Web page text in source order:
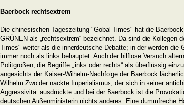
Baerbock rechtsextrem
Die chinesischen Tageszeitung "Gobal Times" hat die
GRÜNEN als „rechtsextrem“ bezeichnet. Da sind die Kollegen
Times" weiter als die innerdeutsche Debatte; in der werden die
immer noch als links behauptet. Auch der hilflose Versuch
Politgrößen, die Begriffe „links oder rechts“ als überflüssig
angesichts der Kaiser-Wilhelm-Nachfolge der Baerbock
Wilhelm Zwo der nackte Imperialismus, der sich in seiner
Aggressivität ausdrückte und bei der Baerbock ist die
deutschen Außenministerin nichts anderes: Eine dummfreche